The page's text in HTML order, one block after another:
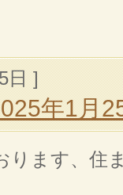
日 ]
年1月
ります、住